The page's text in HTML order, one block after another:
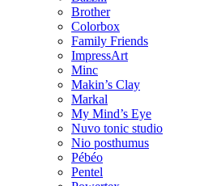
Brother
Colorbox
Family Friends
ImpressArt
Minc
Makin’s Clay
Markal
My Mind’s Eye
Nuvo tonic studio
Nio posthumus
Pébéo
Pentel